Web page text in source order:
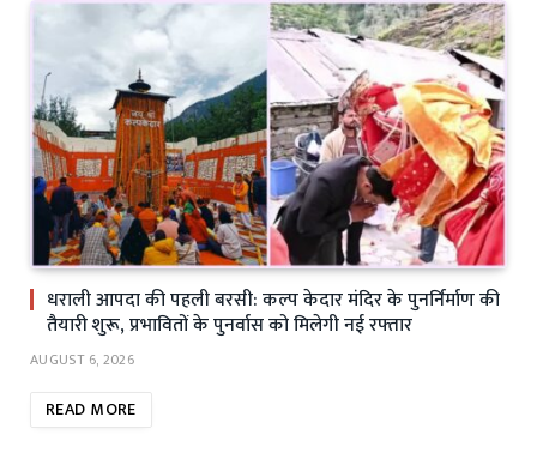
धराली आपदा की पहली बरसी: कल्प केदार मंदिर के पुनर्निर्माण की
तैयारी शुरू, प्रभावितों के पुनर्वास को मिलेगी नई रफ्तार
AUGUST 6, 2026
READ MORE